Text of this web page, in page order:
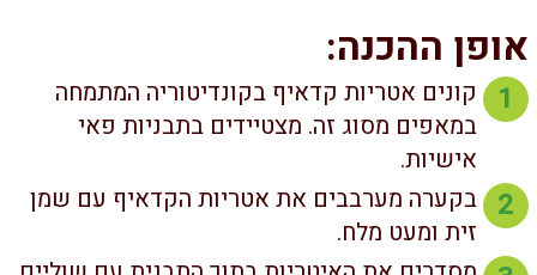
ההכנה:
1
קונים אטריות קדאיף בקונדיטוריה המתמחה
במאפים מסוג זה. מצטיידים בתבניות פאי
אישיות.
2
בקערה מערבבים את אטריות הקדאיף עם שמן
זית ומעט מלח.